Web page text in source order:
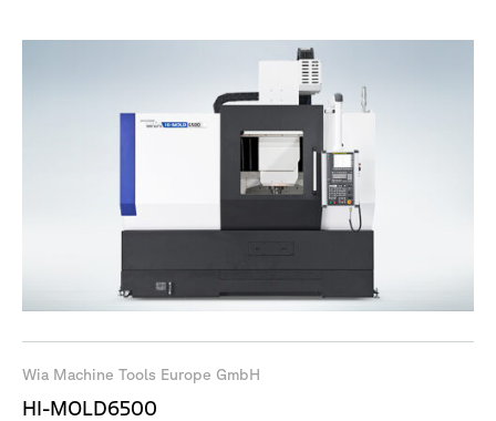
Wia Machine Tools Europe GmbH
HI-MOLD6500